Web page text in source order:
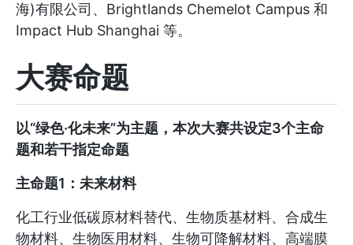
海)有限公司、Brightlands Chemelot Campus 和
Impact Hub Shanghai 等。
大赛命题
以“绿色·化未来”为主题，本次大赛共设定3个主命
题和若干指定命题
主命题1：未来材料
化工行业低碳原材料替代、生物质基材料、合成生
物材料、生物医用材料、生物可降解材料、高端膜